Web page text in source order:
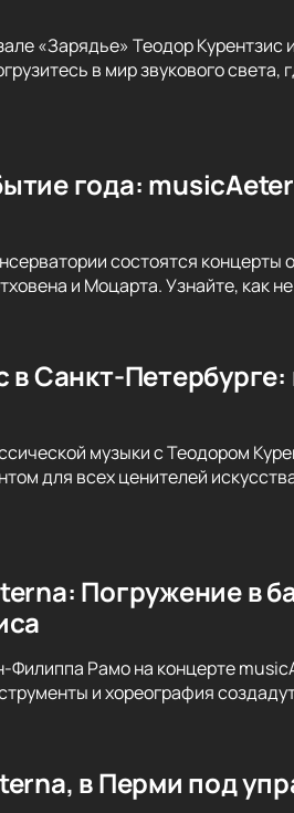
«Зарядье» Теодор
в мир звукового
года:
состоятся
и Моцарта. Узнайте, как
в Санкт-
музыки с Теодором
для всех ценителей
Погружение в
Рамо на концерте
и хореография
в Перми под